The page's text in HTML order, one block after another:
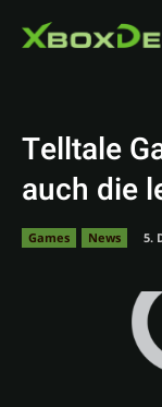
Telltale
auch die
Games News 5.